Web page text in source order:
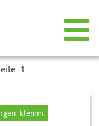
1
klemm